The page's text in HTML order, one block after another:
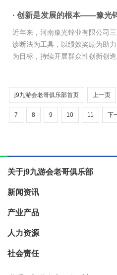
造“议事、谋事、干...
近年来，河南豫光锌业有限公司
诊断法为工具，以绩效奖励为助
为目标，持续开展群众性创新创
j9九游会老哥俱乐部首页 上一页
7 8 9 10 11 下
关于j9九游会老哥俱乐部
新闻资讯
产业产品
人力资源
社会责任